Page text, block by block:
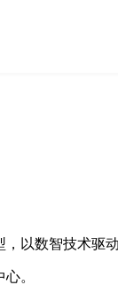
以数智技术驱
。